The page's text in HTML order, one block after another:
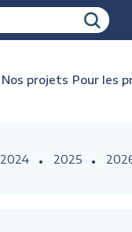
Nos projets Pour les
2024 2025